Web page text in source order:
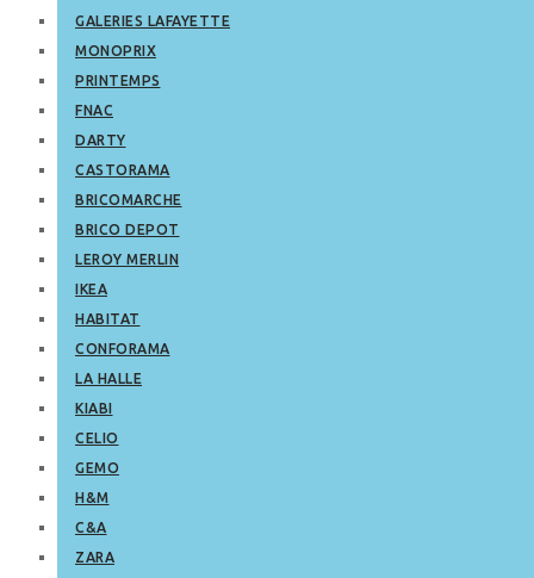
GALERIES LAFAYETTE
MONOPRIX
PRINTEMPS
FNAC
DARTY
CASTORAMA
BRICOMARCHE
BRICO DEPOT
LEROY MERLIN
IKEA
HABITAT
CONFORAMA
LA HALLE
KIABI
CELIO
GEMO
H&M
C&A
ZARA